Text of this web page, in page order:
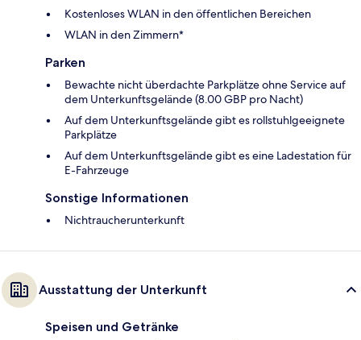
Kostenloses WLAN in den öffentlichen Bereichen
WLAN in den Zimmern*
Parken
Bewachte nicht überdachte Parkplätze ohne Service auf
dem Unterkunftsgelände (8.00 GBP pro Nacht)
Auf dem Unterkunftsgelände gibt es rollstuhlgeeignete
Parkplätze
Auf dem Unterkunftsgelände gibt es eine Ladestation für
E-Fahrzeuge
Sonstige Informationen
Nichtraucherunterkunft
Ausstattung der Unterkunft
Speisen und Getränke